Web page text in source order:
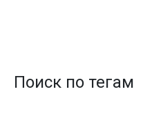
Поиск по тегам